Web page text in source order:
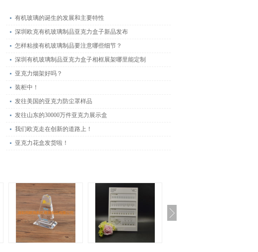
有机玻璃的诞生的发展和主要特性
深圳欧克有机玻璃制品亚克力盒子新品发布
怎样粘接有机玻璃制品要注意哪些细节？
深圳有机玻璃制品亚克力盒子相框展架哪里能定制
亚克力烟架好吗？
装柜中！
发往美国的亚克力防尘罩样品
发往山东的30000万件亚克力展示盒
我们欧克走在创新的道路上！
亚克力花盒发货啦！